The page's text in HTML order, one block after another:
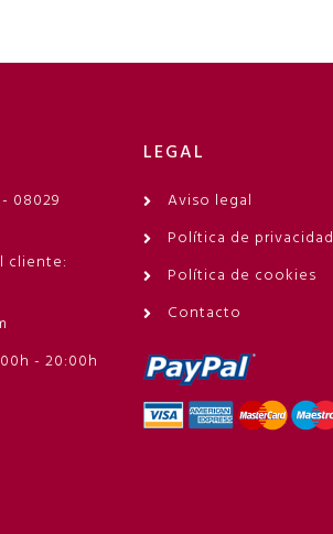
08029
cliente:
- 20:00h
LEGAL
Aviso legal
Política de privacidad
Política de cookies
Contacto